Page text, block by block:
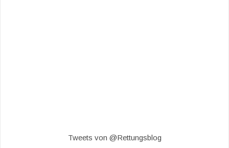
Tweets von @Rettungsblog